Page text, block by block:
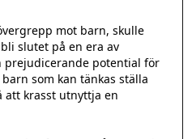
mot barn, skulle
slutet på en era av
prejudicerande potential för
som kan tänkas ställa
att krasst utnyttja en